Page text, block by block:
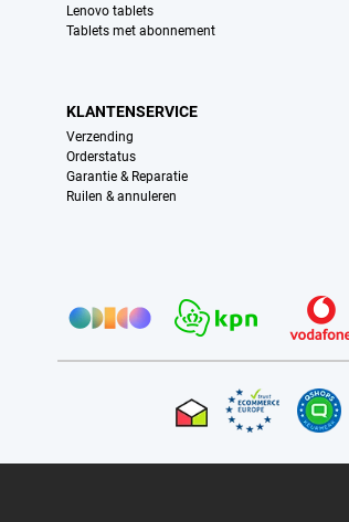
Lenovo tablets
Tablets met abonnement
KLANTENSERVICE
Verzending
Orderstatus
Garantie & Reparatie
Ruilen & annuleren